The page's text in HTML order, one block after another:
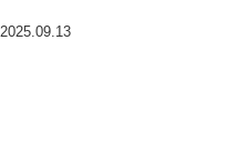
2025.09.13